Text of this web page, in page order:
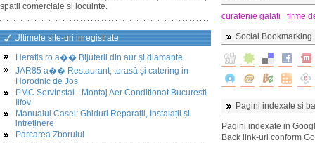
spatii comerciale si locuinte.
Ultimele site-uri inregistrate
Heratis.ro a�� Bijuterii din aur și diamante
JAR85 a�� Restaurant, terasă și catering in
Horodnic de Jos
PMC ServInstal - Montaj Aer Conditionat Bucuresti
Ilfov
Manualul Casei: Ghiduri Reparații, Instalații și
intreținere
Parcarea Zborului
curatenie galati
firme
Social Bookmarking
Pagini indexate si
Pagini indexate in
Back link-uri conform